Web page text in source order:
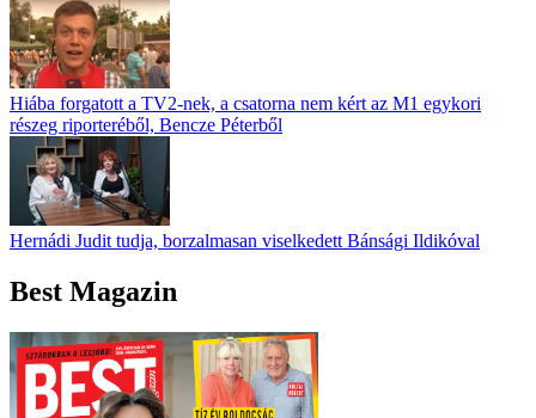
Hiába forgatott a TV2-nek, a csatorna nem kért az M1 egykori
részeg riporteréből, Bencze Péterből
Hernádi Judit tudja, borzalmasan viselkedett Bánsági Ildikóval
Best Magazin